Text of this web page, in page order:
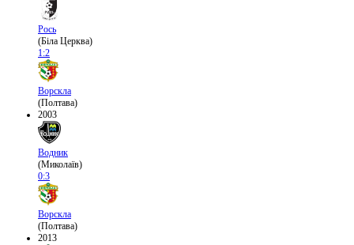
Рось
(Біла Церква)
1:2
Ворскла
(Полтава)
2003
Водник
(Миколаїв)
0:3
Ворскла
(Полтава)
2013